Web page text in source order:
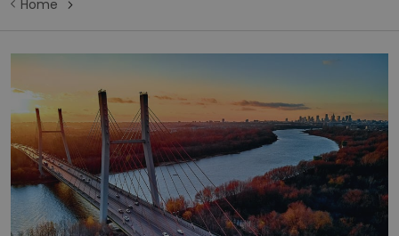
Home